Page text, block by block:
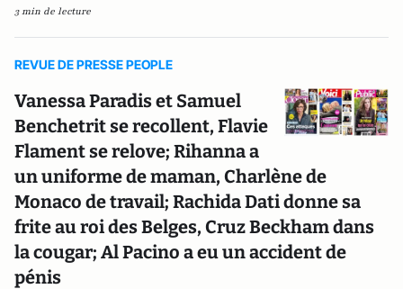
3 min de lecture
REVUE DE PRESSE PEOPLE
Vanessa Paradis et Samuel
Benchetrit se recollent, Flavie
Flament se relove; Rihanna a
un uniforme de maman, Charlène de
Monaco de travail; Rachida Dati donne sa
frite au roi des Belges, Cruz Beckham dans
la cougar; Al Pacino a eu un accident de
pénis